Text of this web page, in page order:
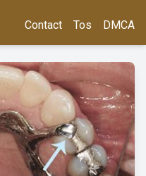
Contact Tos DMCA